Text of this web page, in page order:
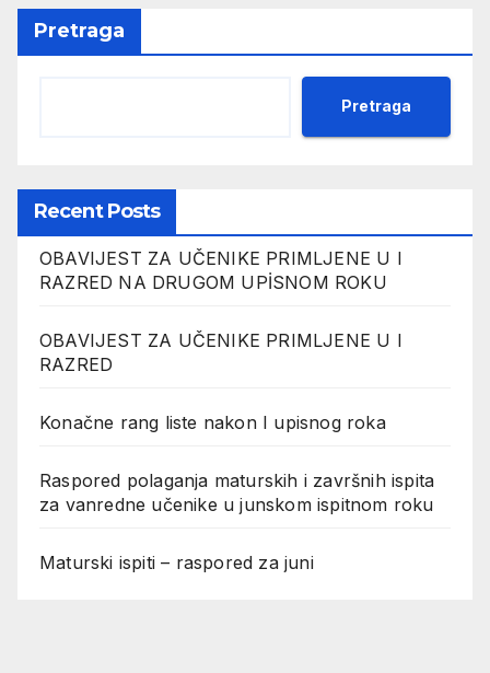
Pretraga
Pretraga
Recent Posts
OBAVIJEST ZA UČENIKE PRIMLJENE U I
RAZRED NA DRUGOM UPİSNOM ROKU
OBAVIJEST ZA UČENIKE PRIMLJENE U I
RAZRED
Konačne rang liste nakon I upisnog roka
Raspored polaganja maturskih i završnih ispita
za vanredne učenike u junskom ispitnom roku
Maturski ispiti – raspored za juni